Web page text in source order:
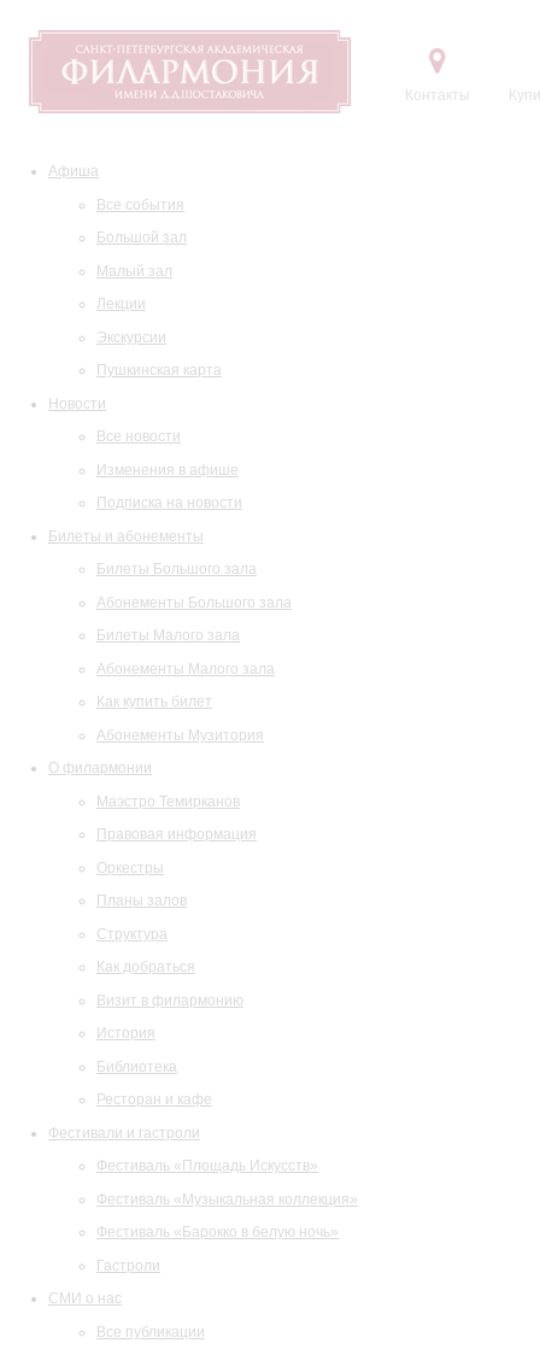
Контакты
Афиша
Все события
Большой зал
Малый зал
Лекции
Экскурсии
Пушкинская карта
Новости
Все новости
Изменения в афише
Подписка на новости
Билеты и абонементы
Билеты Большого зала
Абонементы Большого зала
Билеты Малого зала
Абонементы Малого зала
Как купить билет
Абонементы Музитория
О филармонии
Маэстро Темирканов
Правовая информация
Оркестры
Планы залов
Структура
Как добраться
Визит в филармонию
История
Библиотека
Ресторан и кафе
Фестивали и гастроли
Фестиваль «Площадь Искусств»
Фестиваль «Музыкальная коллекция»
Фестиваль «Барокко в белую ночь»
Гастроли
СМИ о нас
Все публикации